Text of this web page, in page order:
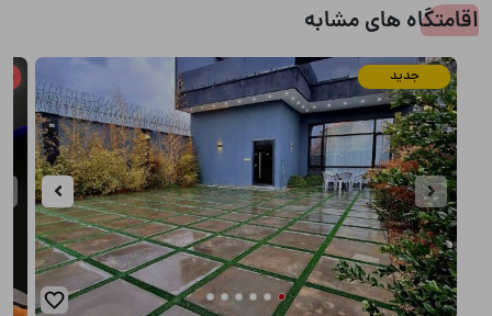
اقامتگاه های مشابه
جدید